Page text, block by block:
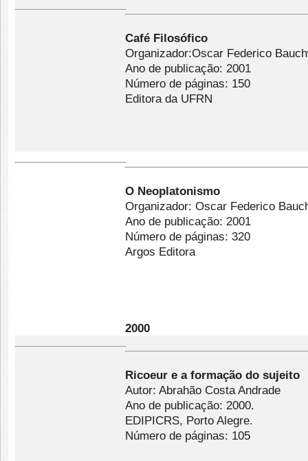
Café Filosófico
Organizador:Oscar Federico
Ano de publicação: 2001
Número de páginas: 150
Editora da UFRN
O Neoplatonismo
Organizador: Oscar Federico
Ano de publicação: 2001
Número de páginas: 320
Argos Editora
2000
Ricoeur e a formação do sujeito
Autor: Abrahão Costa Andrade
Ano de publicação: 2000.
EDIPICRS, Porto Alegre.
Número de páginas: 105